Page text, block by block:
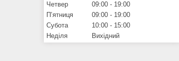
Четвер
09:00
19:00
Пʼятниця
09:00
19:00
Субота
10:00
15:00
Неділя
Вихідний